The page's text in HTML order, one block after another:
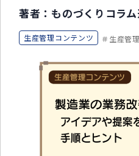
運
全て
中小企業
生産管理
著者：ものづくりコラム
生産管理コンテンツ 生産管理